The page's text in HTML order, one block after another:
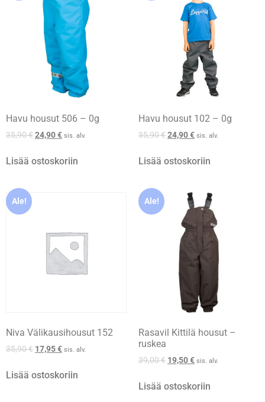
Havu housut 506 – 0g
35,90€24,90€ sis. alv.
Lisää ostoskoriin
Havu housut 102 – 0g
35,90€24,90€ sis. alv.
Lisää ostoskoriin
Ale!
Niva Välikausihousut 152
35,90€ 17,95€ sis. alv.
Lisää ostoskoriin
Ale!
Rasavil Kittilä housut –
ruskea
39,00€ 19,50€ sis. alv.
Lisää ostoskoriin